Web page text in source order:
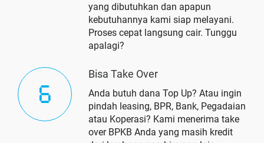
yang dibutuhkan dan apapun
kebutuhannya kami siap melayani.
Proses cepat langsung cair. Tunggu
apalagi?
Bisa Take Over
Anda butuh dana Top Up? Atau ingin
pindah leasing, BPR, Bank, Pegadaian
atau Koperasi? Kami menerima take
over BPKB Anda yang masih kredit